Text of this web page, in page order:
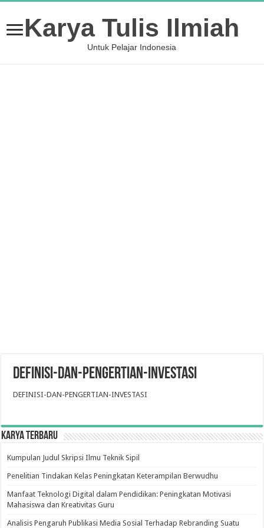
Karya Tulis Ilmiah
Untuk Pelajar Indonesia
DEFINISI-DAN-PENGERTIAN-INVESTASI
DEFINISI-DAN-PENGERTIAN-INVESTASI
Karya Terbaru
Kumpulan Judul Skripsi Ilmu Teknik Sipil
Penelitian Tindakan Kelas Peningkatan Keterampilan Berwudhu
Manfaat Teknologi Digital dalam Pendidikan: Peningkatan Motivasi
Mahasiswa dan Kreativitas Guru
Analisis Pengaruh Publikasi Media Sosial Terhadap Rebranding Suatu